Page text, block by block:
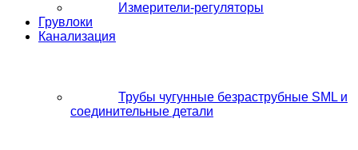
Измерители-регуляторы
Грувлоки
Канализация
Трубы чугунные безраструбные SML и
соединительные детали